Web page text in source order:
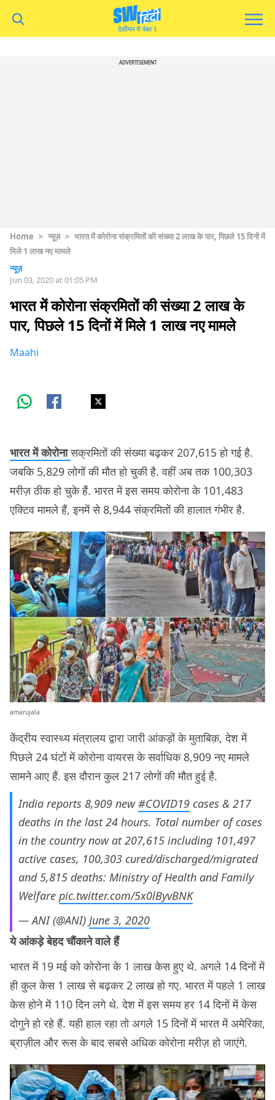
ADVERTISEMENT
Home > न्यूज़ > भारत में कोरोना संक्रमितों की संख्या 2 लाख के पार, पिछले 15 दिनों में
मिले 1 लाख नए मामले
न्यूज़
Jun 03, 2020 at 01:05 PM
भारत में कोरोना संक्रमितों की संख्या 2 लाख के
पार, पिछले 15 दिनों में मिले 1 लाख नए मामले
Maahi
भारत में कोरोनासक्रमितों की संख्या बढ़कर 207,615 हो गई है.
जबकि 5,829 लोगों की मौत हो चुकी है. वहीं अब तक 100,303
मरीज़ ठीक हो चुके हैं. भारत में इस समय कोरोना के 101,483
एक्टिव मामले हैं, इनमें से 8,944 संक्रमितों की हालात गंभीर है.
amarujala
केंद्रीय स्वास्थ्य मंत्रालय द्वारा जारी आंकड़ों के मुताबिक़, देश में
पिछले 24 घंटों में कोरोना वायरस के सर्वाधिक 8,909 नए मामले
सामने आए हैं. इस दौरान कुल 217 लोगों की मौत हुई है.
India reports 8,909 new#COVID19 cases & 217
deaths in the last 24 hours. Total number of cases
in the country now at 207,615 including 101,497
active cases, 100,303 cured/discharged/migrated
and 5,815 deaths: Ministry of Health and Family
Welfare pic.twitter.com/5x0lByvBNK
— ANI (@ANI) June 3, 2020
ये आंकड़े बेहद चौंकाने वाले हैं
भारत में 19 मई को कोरोना के 1 लाख केस हुए थे. अगले 14 दिनों में
ही कुल केस 1 लाख से बढ़कर 2 लाख हो गए. भारत में पहले 1 लाख
केस होने में 110 दिन लगे थे. देश में इस समय हर 14 दिनों में केस
दोगुने हो रहे हैं. यही हाल रहा तो अगले 15 दिनों में भारत में अमेरिका,
ब्राज़ील और रूस के बाद सबसे अधिक कोरोना मरीज़ हो जाएंगे.